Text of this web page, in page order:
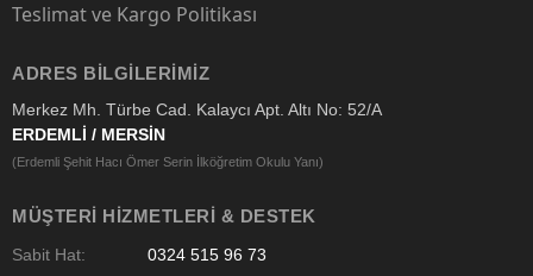
Teslimat ve Kargo Politikası
ADRES BILGILERIMIZ
Merkez Mh. Türbe Cad. Kalaycı Apt. Altı No: 52/A
ERDEMLİ / MERSİN
(Erdemli Şehit Hacı Ömer Serin İlköğretim Okulu Yanı)
MÜŞTERI HIZMETLERI & DESTEK
Sabit Hat:
0324 515 96 73